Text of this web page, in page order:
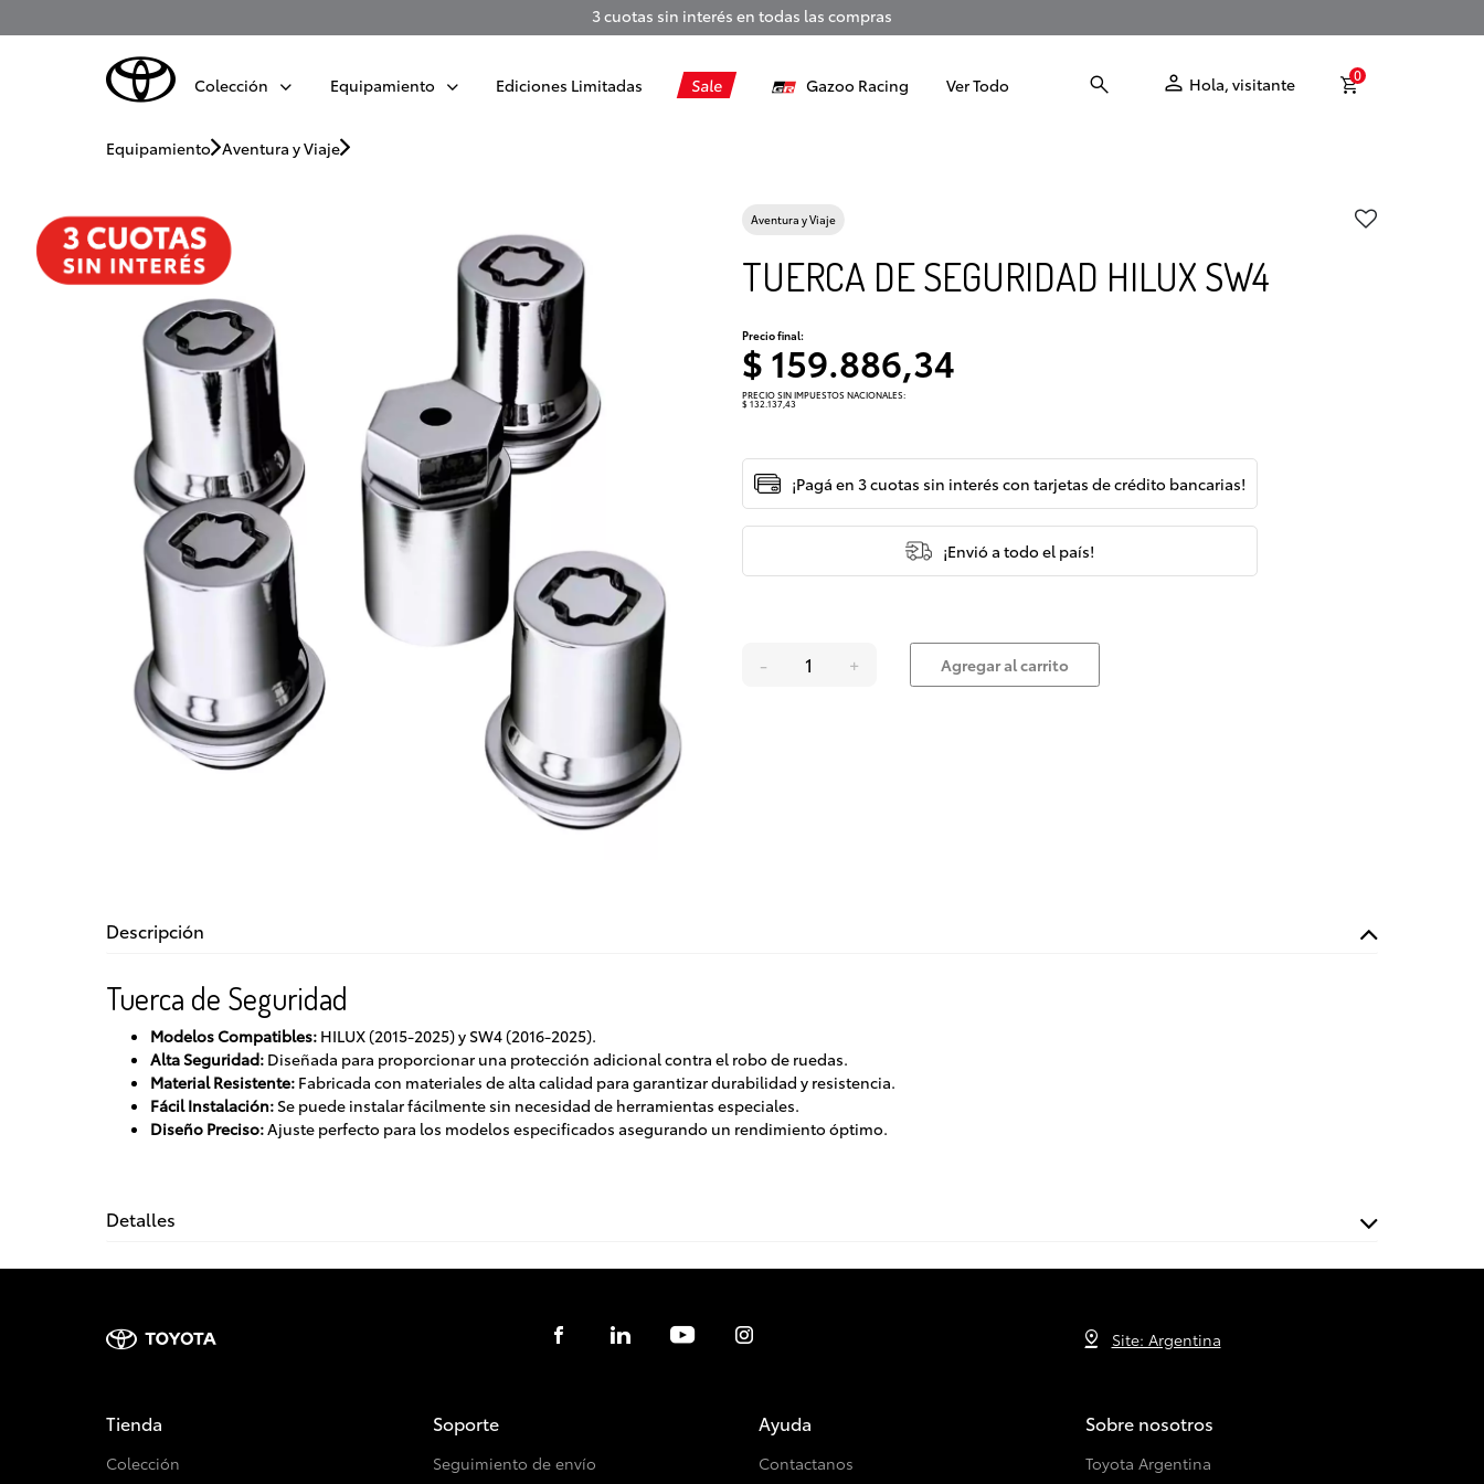
3 cuotas sin interés en todas las compras
Colección Equipamiento Ediciones Limitadas Sale Gazoo Racing Ver Todo Hola, visitante 0
Equipamiento Aventura y Viaje
Aventura y Viaje
TUERCA DE SEGURIDAD HILUX SW4
Precio final:
$ 159.886,34
PRECIO SIN IMPUESTOS NACIONALES:
$ 132.137,43
- + Agregar al carrito
¡Pagá en 3 cuotas sin interés con tarjetas de crédito bancarias!
¡Envió a todo el país!
Descripción
Tuerca de Seguridad
Modelos Compatibles: HILUX (2015-2025) y SW4 (2016-2025).
Alta Seguridad: Diseñada para proporcionar una protección adicional contra el robo de ruedas.
Material Resistente: Fabricada con materiales de alta calidad para garantizar durabilidad y resistencia.
Fácil Instalación: Se puede instalar fácilmente sin necesidad de herramientas especiales.
Diseño Preciso:Ajuste perfecto para los modelos especificados asegurando un rendimiento óptimo.
Detalles
Site: Argentina
Tienda
Colección
Soporte
Seguimiento de envío
Ayuda
Contactanos
Sobre nosotros
Toyota Argentina